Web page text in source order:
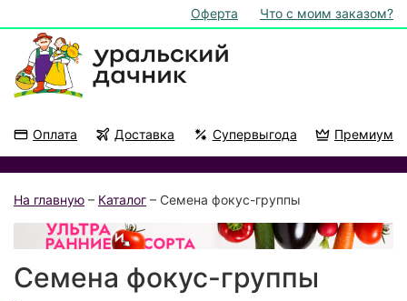
Оферта Что с моим заказом?
Оплата Доставка Супервыгода Премиум
На главную – Каталог – Семена фокус-группы
Семена фокус-группы